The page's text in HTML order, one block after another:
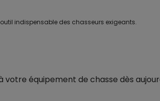
indispensable des chasseurs exigeants.
votre équipement de chasse dès